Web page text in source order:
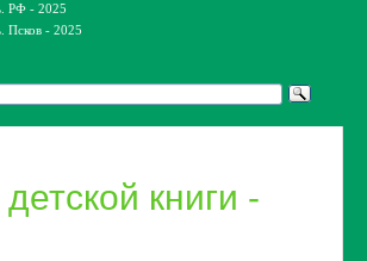
друг детей
РФ - 2025
Псков - 2025
книги -